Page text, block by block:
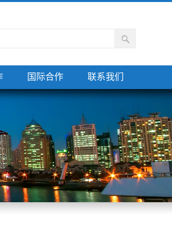
国际合作 联系我们